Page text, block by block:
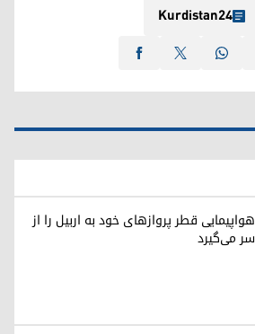
Kurdistan24
هواپیمایی قطر پروازهای خود به اربیل را از
سر می‌گیرد